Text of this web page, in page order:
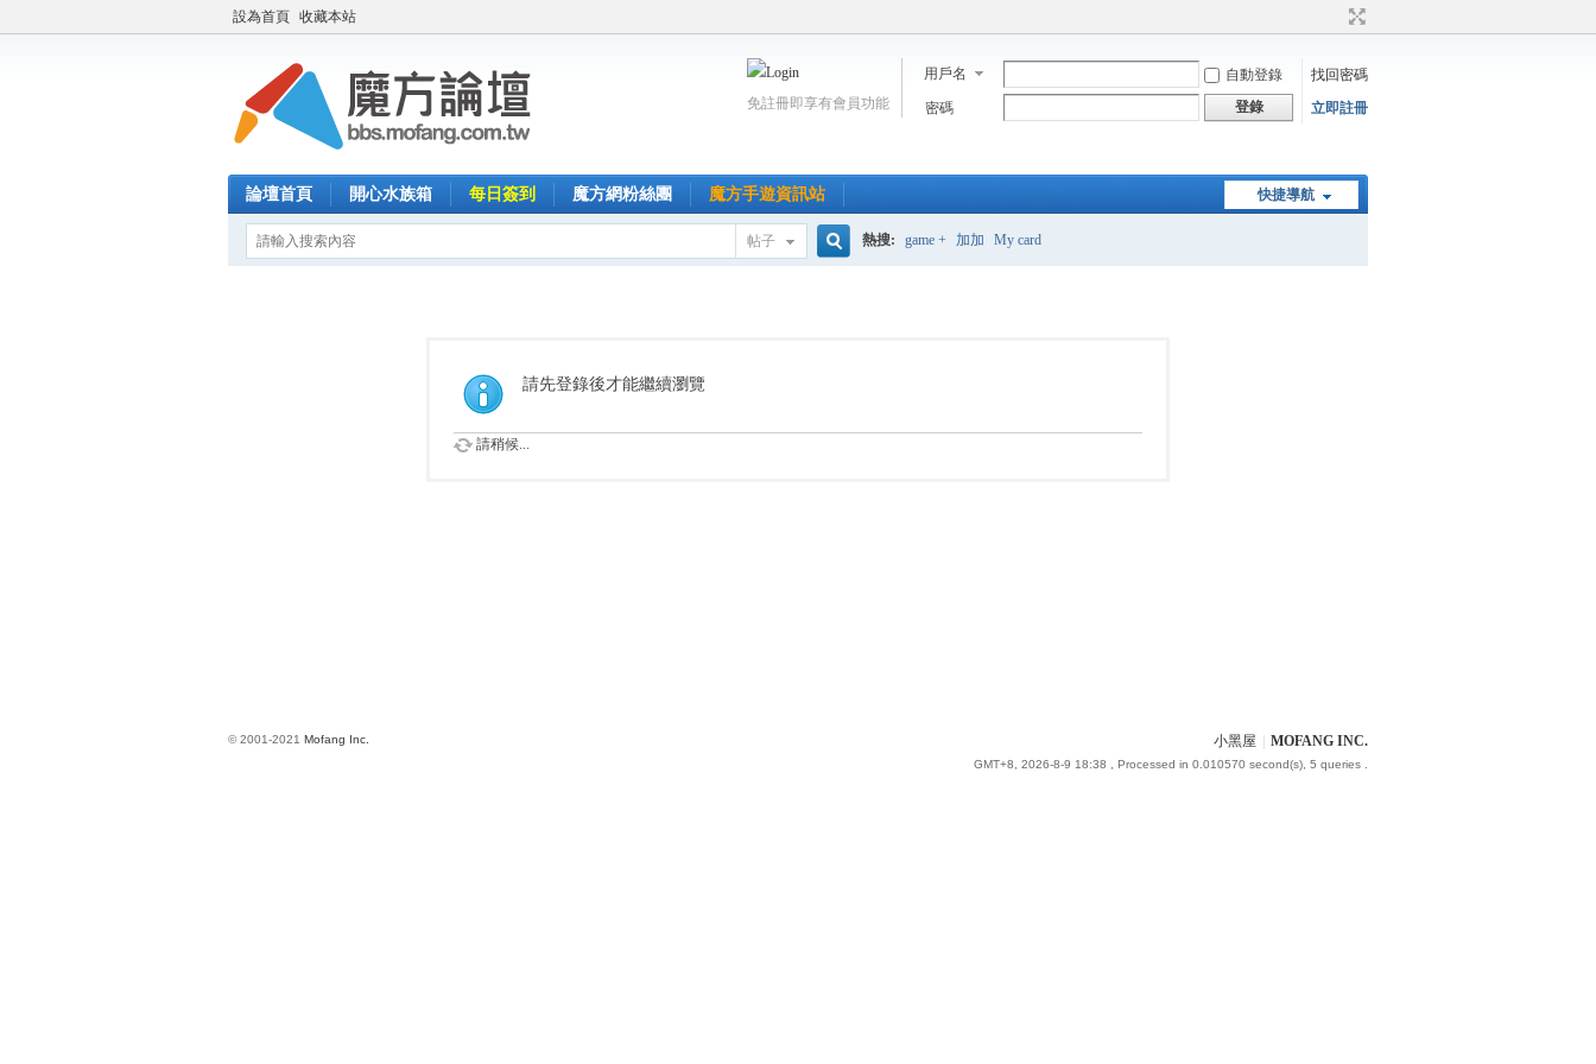
設為首頁 收藏本站
用戶名 自動登錄
找回密碼
密碼
登錄 立即註冊
免註冊即享有會員功能
快捷導航
論壇首頁 開心水族箱 每日簽到 魔方網粉絲團 魔方手遊資訊站
帖子 熱搜: game + 加加 My card
請先登錄後才能繼續瀏覽
請稍候...
小黑屋 MOFANG INC.
GMT+8, 2026-8-9 18:38 , Processed in 0.010570 second(s), 5 queries .
© 2001-2021 Mofang Inc.